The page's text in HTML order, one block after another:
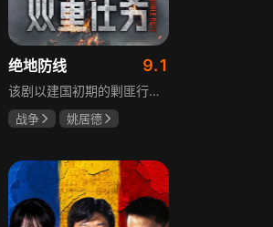
绝地防线 9.1
该剧以建国初期的剿匪行动为背景，讲述中国人民解放军西线小分队追击黑山寺国民党残部的故事。小分队在执行任务过程中，严格遵照上级指示，既要完成军事目标，又全力保护沿途百姓的生命财产安全，同时对残部人员采取劝降与救治相结合的策略。最终，小分队成功控制了区域内的疫情，救出了愿意投诚的士兵，圆满完成了剿匪解救任务，展现了解放军的优良作风与使命担当。
战争
姚居德